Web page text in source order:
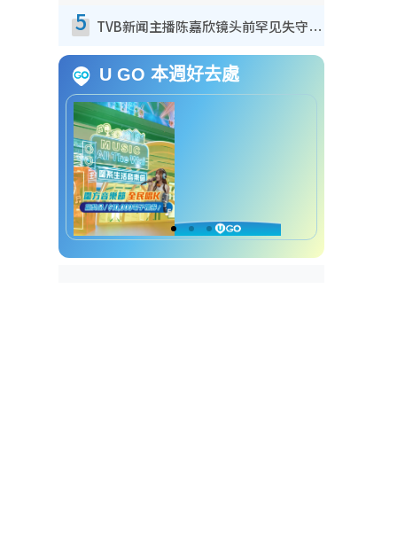
5 TVB新闻主播陈嘉欣镜头前罕见失守！遭林超英一句话突袭吓坏当场大笑
U GO 本週好去處